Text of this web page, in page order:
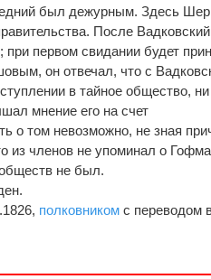
был дежурным. Здесь
После Вадковский
первом свидании будет
он отвечал, что с
в тайное общество, ни
мнение его на счет
о том невозможно, не зная
из членов не упоминал о
не был.
полковником с переводом